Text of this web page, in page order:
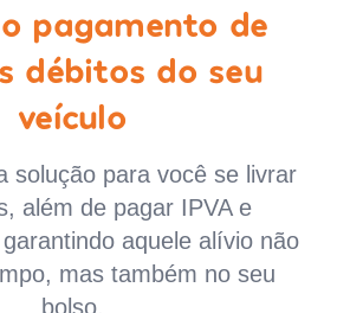
pagamento de
débitos do seu
veículo
solução para você se livrar
além de pagar IPVA e
aquele alívio não
mas também no seu
bolso.